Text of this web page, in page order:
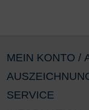
SERVICE
MEIN KONTO /